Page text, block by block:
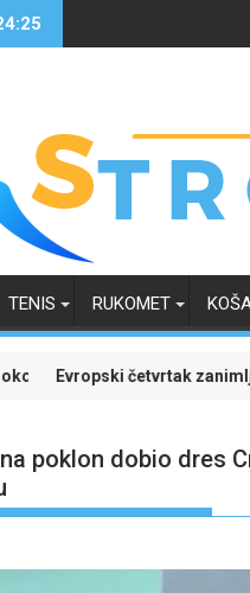
TENIS RUKOMET
oko svoje budućnosti
zanimljiviji uz Meridian:
poklon dobio dres